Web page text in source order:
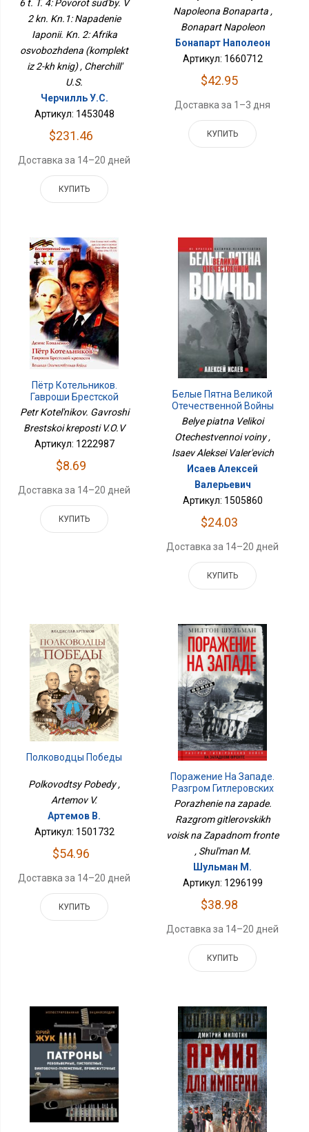
Африка Освобождена
(комплект Из 2-Х Книг)
6 t. T. 4: Povorot sud'by. V
2 kn. Kn.1: Napadenie
Iaponii. Kn. 2: Afrika
osvobozhdena (komplekt
iz 2-kh knig) , Cherchill'
U.S.
Черчилль У.С.
Артикул: 1453048
$231.46
Доставка за 14–20 дней
КУПИТЬ
Napoleona Bonaparta ,
Bonapart Napoleon
Бонапарт Наполеон
Артикул: 1660712
$42.95
Доставка за 1–3 дня
КУПИТЬ
Пётр Котельников.
Гавроши Брестской
Крепости В.О.В
Petr Kotel'nikov. Gavroshi
Brestskoi kreposti V.O.V
Артикул: 1222987
$8.69
Доставка за 14–20 дней
КУПИТЬ
Белые Пятна Великой
Отечественной Войны
Belye piatna Velikoi
Otechestvennoi voiny ,
Isaev Aleksei Valer'evich
Исаев Алексей
Валерьевич
Артикул: 1505860
$24.03
Доставка за 14–20 дней
КУПИТЬ
Полководцы Победы
Polkovodtsy Pobedy ,
Artemov V.
Артемов В.
Артикул: 1501732
$54.96
Доставка за 14–20 дней
КУПИТЬ
Поражение На Западе.
Разгром Гитлеровских
Войск На Западном
Porazhenie na zapade.
Razgrom gitlerovskikh
voisk na Zapadnom fronte
, Shul'man M.
Шульман М.
Артикул: 1296199
$38.98
Доставка за 14–20 дней
КУПИТЬ